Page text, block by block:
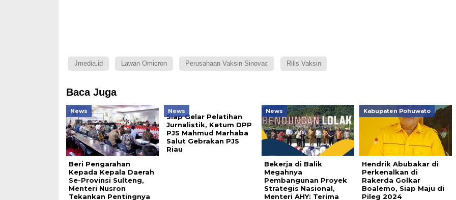
Jmedia.id Lawan Omicron Perusahaan Vaksin Sinovac Rilis Vaksin
Baca Juga
News
Beri Pengarahan
Kepada Kepala Daerah
Se-Provinsi Sulteng,
Menteri Nusron
Tekankan Pentingnya
News
Siap Gelar Pelatihan
Jurnalistik, Ketum DPP
PJS Mahmud Marhaba
Salut Gebrakan PJS
Riau
News
Bekerja di Balik
Megahnya
Pembangunan Proyek
Strategis Nasional,
Menteri AHY: Terima
Kabupaten Pohuwato
Hendrik Abubakar di
Perkenalkan di
Rakerda Golkar
Boalemo, Siap Maju di
Pileg 2024